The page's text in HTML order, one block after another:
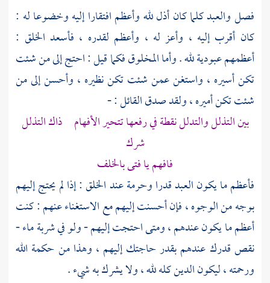
فصل والعبد كلما كان أذل لله وأعظم افتقارا إليه وخضوعا له :
كان أقرب إليه ، وأعز له ، وأعظم لقدره ، فأسعد الخلق :
أعظمهم عبودية لله . وأما المخلوق فكما قيل : احتج إلى من شئت
تكن أسيره ، واستغن عمن شئت تكن نظيره ، وأحسن إلى من
شئت تكن أميره ، ولقد صدق القائل : -
بين التذلل والتدلل نقطة في رفعها تتحير الأفهام ذاك التذلل
شرك
فافهم يا فتى بالخلف
فأعظم ما يكون العبد قدرا وحرمة عند الخلق : إذا لم يحتج إليهم
بوجه من الوجوه ، فإن أحسنت إليهم مع الاستغناء عنهم : كنت
أعظم ما يكون عندهم ، ومتى احتجت إليهم - ولو في شربة ماء -
نقص قدرك عندهم بقدر حاجتك إليهم ، وهذا من حكمة الله
ورحمته ، ليكون الدين كله لله ، ولا يشرك به شيء .